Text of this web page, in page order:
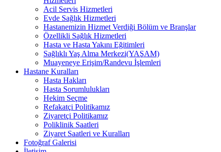
Acil Servis Hizmetleri
Evde Sağlık Hizmetleri
Hastanemizin Hizmet Verdiği Bölüm ve Branşlar
Özellikli Sağlık Hizmetleri
Hasta ve Hasta Yakını Eğitimleri
Sağlıklı Yaş Alma Merkezi(YAŞAM)
Muayeneye Erişim/Randevu İşlemleri
Hastane Kuralları
Hasta Hakları
Hasta Sorumlulukları
Hekim Seçme
Refakatçi Politikamız
Ziyaretçi Politikamız
Poliklinik Saatleri
Ziyaret Saatleri ve Kuralları
Fotoğraf Galerisi